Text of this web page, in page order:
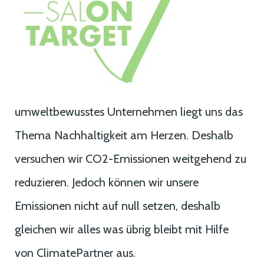
umweltbewusstes Unternehmen liegt uns das
Thema Nachhaltigkeit am Herzen. Deshalb
versuchen wir CO2-Emissionen weitgehend zu
reduzieren. Jedoch können wir unsere
Emissionen nicht auf null setzen, deshalb
gleichen wir alles was übrig bleibt mit Hilfe
von ClimatePartner aus.